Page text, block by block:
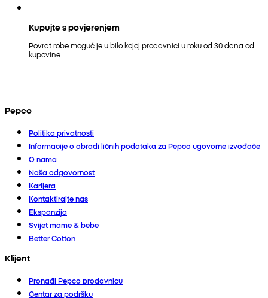
Kupujte s povjerenjem
Povrat robe moguć je u bilo kojoj prodavnici u roku od 30 dana od
kupovine.
Pepco
Politika privatnosti
Informacije o obradi ličnih podataka za Pepco ugovorne izvođače
O nama
Naša odgovornost
Karijera
Kontaktirajte nas
Ekspanzija
Svijet mame & bebe
Better Cotton
Klijent
Pronađi Pepco prodavnicu
Centar za podršku